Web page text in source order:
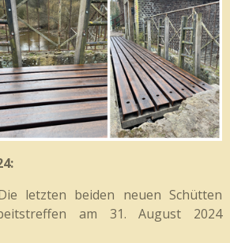
letzten beiden neuen Schütten
am 31. August 2024